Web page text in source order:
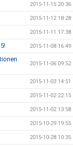
2015-11-15 20:36
2015-11-12 18:28
2015-11-11 17:38
2015-11-08 16:49
2015-11-06 09:52
2015-11-03 14:51
2015-11-02 22:15
2015-11-02 13:58
2015-10-29 19:55
2015-10-28 10:35